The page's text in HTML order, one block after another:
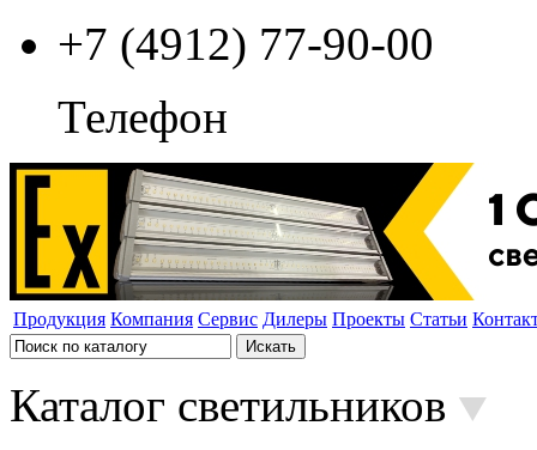
+7 (4912) 77-90-00
Телефон
Продукция Компания Сервис Дилеры Проекты Статьи
Каталог светильников